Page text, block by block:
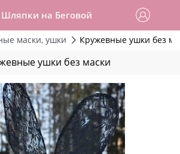
Шляпки на Беговой
маски, ушки Кружевные ушки без
ушки без маски